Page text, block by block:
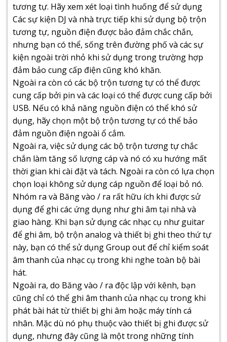
tương tự. Hãy xem xét loại tình huống để sử dụng
Các sự kiện DJ và nhà trực tiếp khi sử dụng bộ trộn
tương tự, nguồn điện được bảo đảm chắc chắn,
nhưng bạn có thể, sống trên đường phố và các sự
kiện ngoài trời nhỏ khi sử dụng trong trường hợp
đảm bảo cung cấp điện cũng khó khăn.
Ngoài ra còn có các bộ trộn tương tự có thể được
cung cấp bởi pin và các loại có thể được cung cấp bởi
USB. Nếu có khả năng nguồn điện có thể khó sử
dụng, hãy chọn một bộ trộn tương tự có thể bảo
đảm nguồn điện ngoài ổ cắm.
Ngoài ra, việc sử dụng các bộ trộn tương tự chắc
chắn làm tăng số lượng cáp và nó có xu hướng mất
thời gian khi cài đặt và tách. Ngoài ra còn có lựa chọn
chọn loại không sử dụng cáp nguồn để loại bỏ nó.
Nhóm ra và Băng vào / ra rất hữu ích khi được sử
dụng để ghi các ứng dụng như ghi âm tại nhà và
giao hàng. Khi bạn sử dụng các nhạc cụ như guitar
để ghi âm, bộ trộn analog và thiết bị ghi theo thứ tự
này, bạn có thể sử dụng Group out để chỉ kiểm soát
âm thanh của nhạc cụ trong khi nghe toàn bộ bài
hát.
Ngoài ra, do Băng vào / ra độc lập với kênh, bạn
cũng chỉ có thể ghi âm thanh của nhạc cụ trong khi
phát bài hát từ thiết bị ghi âm hoặc máy tính cá
nhân. Mặc dù nó phụ thuộc vào thiết bị ghi được sử
dụng, nhưng đây cũng là một trong những tính